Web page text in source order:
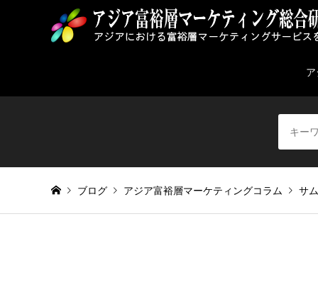
ブログ アジア富裕層マーケティングコラム サ